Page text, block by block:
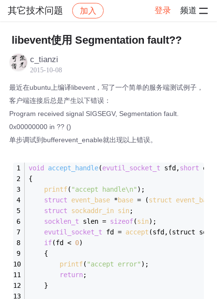
其它技术问题 加入 登录 频道
社区 其它技术问题 帖子详情
libevent使用 Segmentation fault??
c_tianzi
2015-10-08
最近在ubuntu上编译libevent，写了一个简单的服务端测试例子，
客户端连接后总是产生以下错误：
Program received signal SIGSEGV, Segmentation fault.
0x00000000 in ?? ()
单步调试到bufferevent_enable就出现以上错误。
void accept_handle(evutil_socket_t sfd,short
{
printf( "accept handle\n" );
struct
event_base *base = (struct event_base
struct
sockaddr_in sin;
socklen_t slen = sizeof(sin);
evutil_socket_t fd = accept (sfd,(struct
if(fd < 0)
    {
printf( "accept error" );
return;
    }